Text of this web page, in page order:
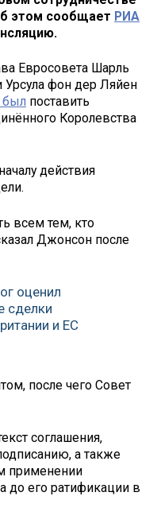
этом сообщает РИА
Евросовета Шарль
фон дер Ляйен
поставить
Королевства
действия
всем тем, кто
Джонсон после
оценил
сделки
и ЕС
после чего Совет
соглашения,
а также
применении
до его ратификации в